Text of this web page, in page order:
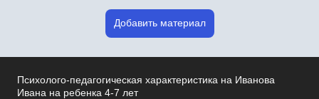
Добавить материал
Психолого-педагогическая характеристика на Иванова
Ивана на ребенка 4-7 лет